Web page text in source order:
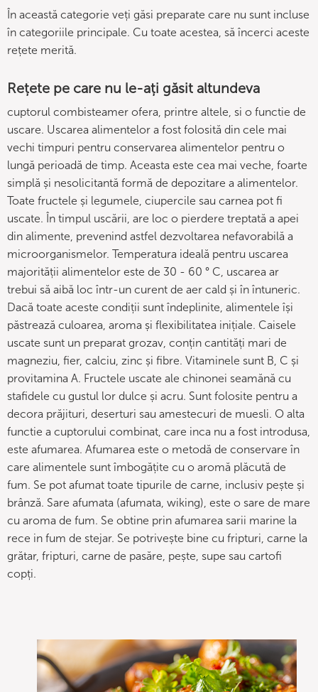
În această categorie veți găsi preparate care nu sunt incluse
în categoriile principale. Cu toate acestea, să încerci aceste
rețete merită.
Rețete pe care nu le-ați găsit altundeva
cuptorul combisteamer ofera, printre altele, si o functie de
uscare. Uscarea alimentelor a fost folosită din cele mai
vechi timpuri pentru conservarea alimentelor pentru o
lungă perioadă de timp. Aceasta este cea mai veche, foarte
simplă și nesolicitantă formă de depozitare a alimentelor.
Toate fructele și legumele, ciupercile sau carnea pot fi
uscate. În timpul uscării, are loc o pierdere treptată a apei
din alimente, prevenind astfel dezvoltarea nefavorabilă a
microorganismelor. Temperatura ideală pentru uscarea
majorității alimentelor este de 30 - 60 ° C, uscarea ar
trebui să aibă loc într-un curent de aer cald și în întuneric.
Dacă toate aceste condiții sunt îndeplinite, alimentele își
păstrează culoarea, aroma și flexibilitatea inițiale. Caisele
uscate sunt un preparat grozav, conțin cantități mari de
magneziu, fier, calciu, zinc și fibre. Vitaminele sunt B, C și
provitamina A. Fructele uscate ale chinonei seamănă cu
stafidele cu gustul lor dulce și acru. Sunt folosite pentru a
decora prăjituri, deserturi sau amestecuri de muesli. O alta
functie a cuptorului combinat, care inca nu a fost introdusa,
este afumarea. Afumarea este o metodă de conservare în
care alimentele sunt îmbogățite cu o aromă plăcută de
fum. Se pot afumat toate tipurile de carne, inclusiv pește și
brânză. Sare afumata (afumata, wiking), este o sare de mare
cu aroma de fum. Se obtine prin afumarea sarii marine la
rece in fum de stejar. Se potrivește bine cu fripturi, carne la
grătar, fripturi, carne de pasăre, pește, supe sau cartofi
copți.